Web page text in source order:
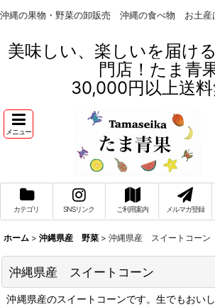
沖縄の果物・野菜の卸販売 沖縄の食べ物 お土産
美味しい、楽しいを届け
門店！たま青
30,000円以上送
メニュー
カテゴリ SNSリンク ご利用案内 メルマガ登録
ホーム > 沖縄県産 野菜 > 沖縄県産 スイートコーン
沖縄県産 スイートコーン
沖縄県産のスイートコーンです。生でもおい